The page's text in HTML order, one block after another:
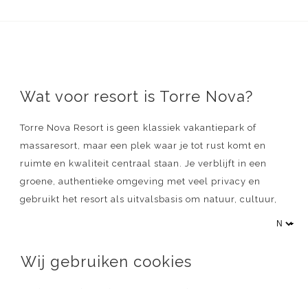
Wat voor resort is Torre Nova?
Torre Nova Resort is geen klassiek vakantiepark of
massaresort, maar een plek waar je tot rust komt en
ruimte en kwaliteit centraal staan. Je verblijft in een
groene, authentieke omgeving met veel privacy en
gebruikt het resort als uitvalsbasis om natuur, cultuur,
Wij gebruiken cookies